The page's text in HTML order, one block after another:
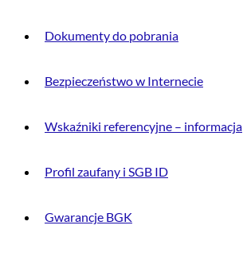
Dokumenty do pobrania
Bezpieczeństwo w Internecie
Wskaźniki referencyjne – informacja
Profil zaufany i SGB ID
Gwarancje BGK